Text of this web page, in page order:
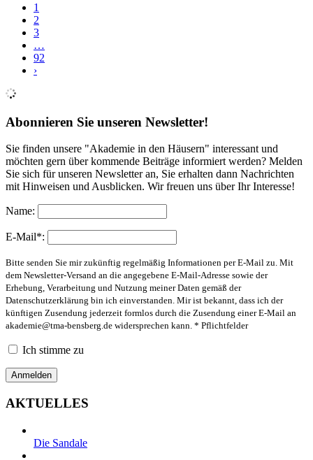
1
2
3
…
92
›
Abonnieren Sie unseren Newsletter!
Sie finden unsere "Akademie in den Häusern" interessant und
möchten gern über kommende Beiträge informiert werden? Melden
Sie sich für unseren Newsletter an, Sie erhalten dann Nachrichten
mit Hinweisen und Ausblicken. Wir freuen uns über Ihr Interesse!
Name:
E-Mail*:
Bitte senden Sie mir zukünftig regelmäßig Informationen per E-Mail zu. Mit
dem Newsletter-Versand an die angegebene E-Mail-Adresse sowie der
Erhebung, Verarbeitung und Nutzung meiner Daten gemäß der
Datenschutzerklärung bin ich einverstanden. Mir ist bekannt, dass ich der
künftigen Zusendung jederzeit formlos durch die Zusendung einer E-Mail an
akademie@tma-bensberg.de widersprechen kann. * Pflichtfelder
Ich stimme zu
AKTUELLES
Die Sandale